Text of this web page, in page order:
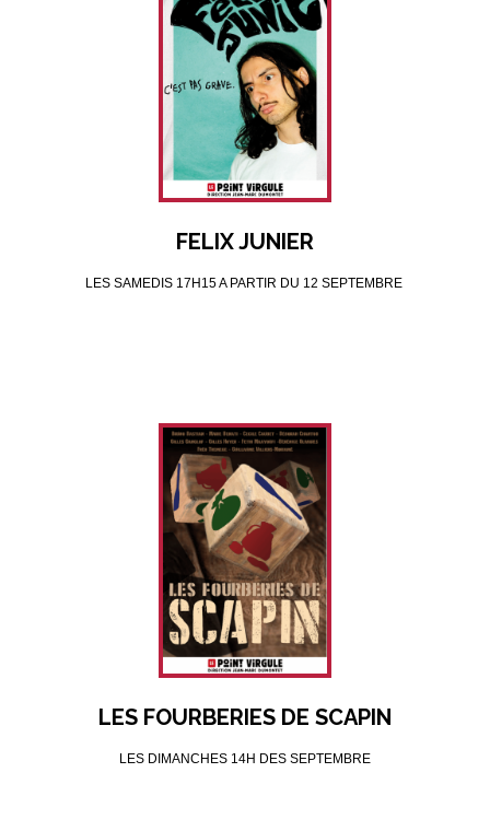
FELIX JUNIER
LES SAMEDIS 17H15 A PARTIR DU 12 SEPTEMBRE
LES FOURBERIES DE SCAPIN
LES DIMANCHES 14H DES SEPTEMBRE